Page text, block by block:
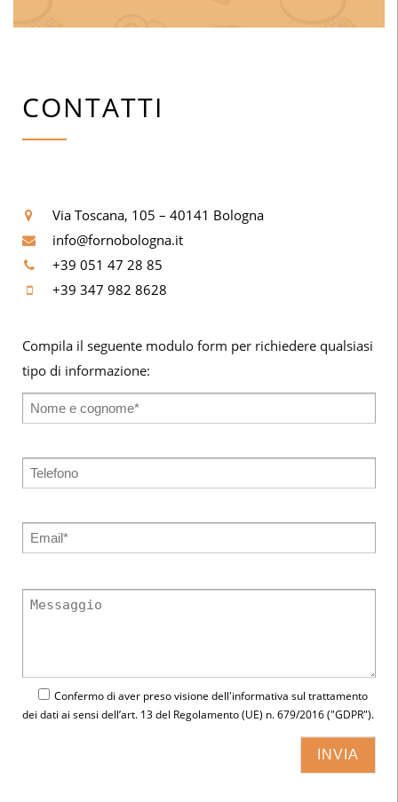
CONTATTI
Via Toscana, 105 – 40141 Bologna
info@fornobologna.it
+39 051 47 28 85
+39 347 982 8628
Compila il seguente modulo form per richiedere qualsiasi
tipo di informazione:
Confermo di aver preso visione dell'informativa sul trattamento
dei dati ai sensi dell’art. 13 del Regolamento (UE) n. 679/2016 ("GDPR").